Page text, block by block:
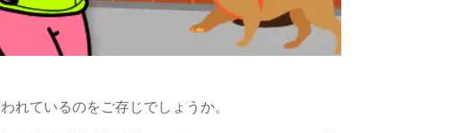
れているのを ご存じでしょうか。